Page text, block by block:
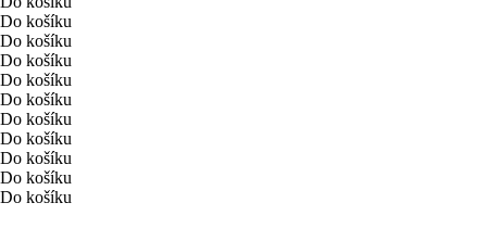
Do košíku
Do košíku
Do košíku
Do košíku
Do košíku
Do košíku
Do košíku
Do košíku
Do košíku
Do košíku